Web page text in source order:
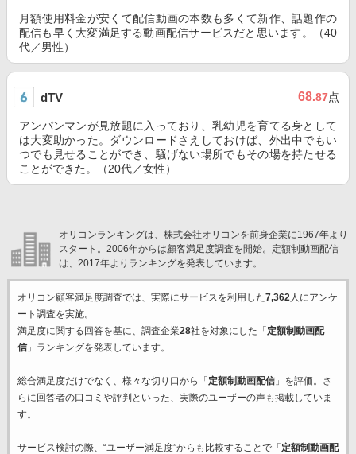
月額使用料金が安くて配信動画の本数も多くて新作、話題作の
配信も早く大変満足する動画配信サービスだと思います。（40
代／男性）
dTV 68.87点
アンパンマンが見放題に入っており、乳幼児を育てる身として
は大変助かった。ダウンロードさえしておけば、外出中でもい
つでも見せることができ、騒げない場所でもその場を持たせる
ことができた。（20代／女性）
オリコンランキングは、株式会社オリコンを前身企業に1967年より
スタート。2006年からは顧客満足度調査を開始。定額制動画配信
は、2017年よりランキングを発表しています。
オリコン顧客満足度調査では、実際にサービスを利用した7,362人にアンケ
ート調査を実施。
満足度に関する回答を基に、調査企業28社を対象にした「 定額制動画配
信」ランキングを発表しています。
総合満足度だけでなく、様々な切り口から「 定額制動画配信」を評価。さ
らに回答者の口コミや評判といった、実際のユーザーの声も掲載していま
す。
サービス検討の際、“ユーザー満足度”からも比較することで「 定額制動画配